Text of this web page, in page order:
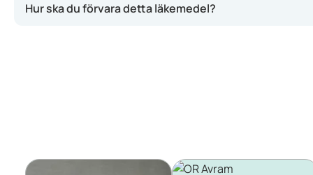
Hur ska du förvara detta läkemedel?